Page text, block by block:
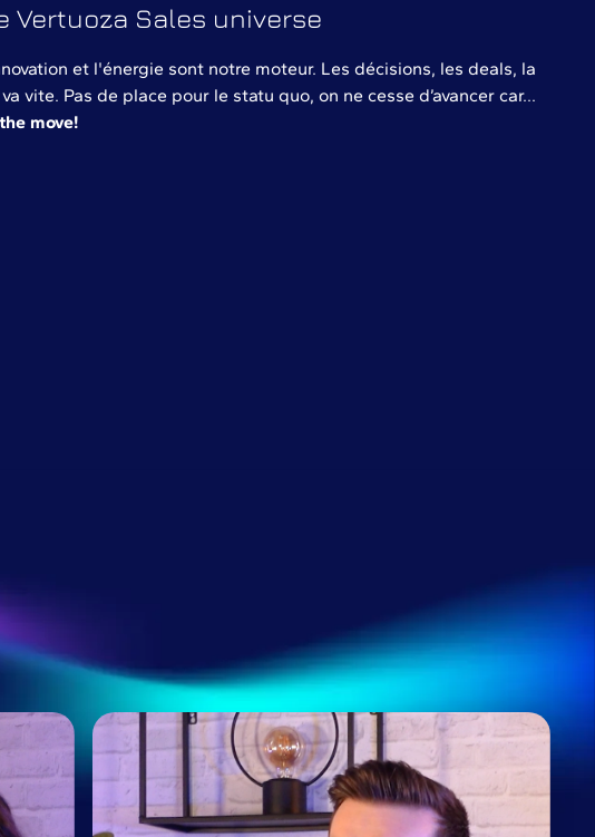
Vertuoza Sales universe
et l'énergie sont notre moteur. Les décisions, les deals, la
vite. Pas de place pour le statu quo, on ne cesse d’avancer car...
move!